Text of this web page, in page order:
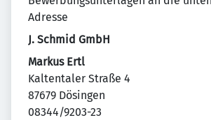
Adresse
J. Schmid GmbH
Markus Ertl
Kaltentaler Straße 4
87679 Dösingen
08344/9203-23